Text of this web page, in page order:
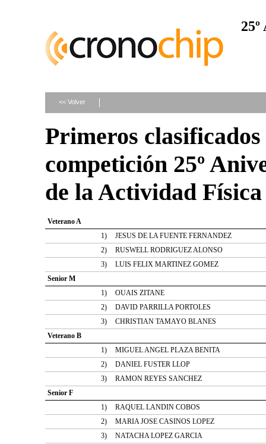
<< Volver
Primeros
competición 25º
de la Actividad
Veterano A
1)
JESUS DE LA FUENTE FERNANDEZ
2)
RUSWELL RODRIGUEZ ALONSO
3)
LUIS FELIX MARTINEZ GOMEZ
Senior M
1)
OUAIS ZITANE
2)
DAVID PARRILLA PORTOLES
3)
CHRISTIAN TAMAYO BLANES
Veterano B
1)
MIGUEL ANGEL PLAZA BENITA
2)
DANIEL FUSTER LLOP
3)
RAMON REYES SANCHEZ
Senior F
1)
RAQUEL LANDIN COBOS
2)
MARIA JOSE CASINOS LOPEZ
3)
NATACHA LOPEZ GARCIA